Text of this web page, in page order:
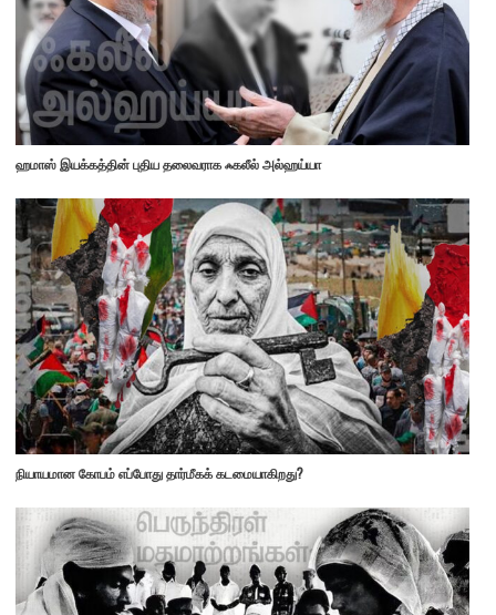
ஹமாஸ் இயக்கத்தின் புதிய தலைவராக ஃகலீல் அல்ஹய்யா
நியாயமான கோபம் எப்போது தார்மீகக் கடமையாகிறது?